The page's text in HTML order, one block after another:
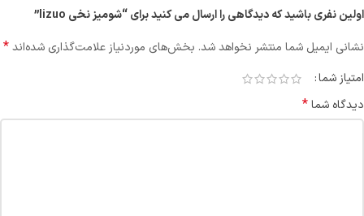
اولین نفری باشید که دیدگاهی را ارسال می کنید برای “شومیز نخی lizuo”
نشانی ایمیل شما منتشر نخواهد شد. بخش‌های موردنیاز علامت‌گذاری شده‌اند*
امتیاز شما
دیدگاه شما*